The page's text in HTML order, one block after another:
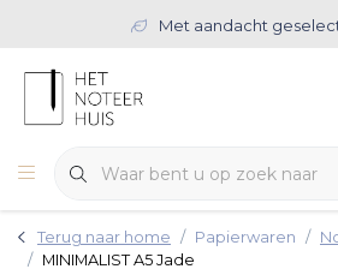
Met aandacht
Terug naar home Papierwaren
MINIMALIST A5 Jade